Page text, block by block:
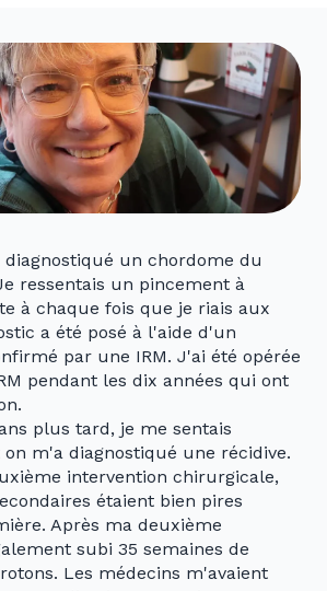
diagnostiqué un chordome du
ressentais un pincement à
à chaque fois que je riais aux
a été posé à l'aide d'un
par une IRM. J'ai été opérée
pendant les dix années qui ont
plus tard, je me sentais
m'a diagnostiqué une récidive.
intervention chirurgicale,
étaient bien pires
Après ma deuxième
subi 35 semaines de
Les médecins m'avaient